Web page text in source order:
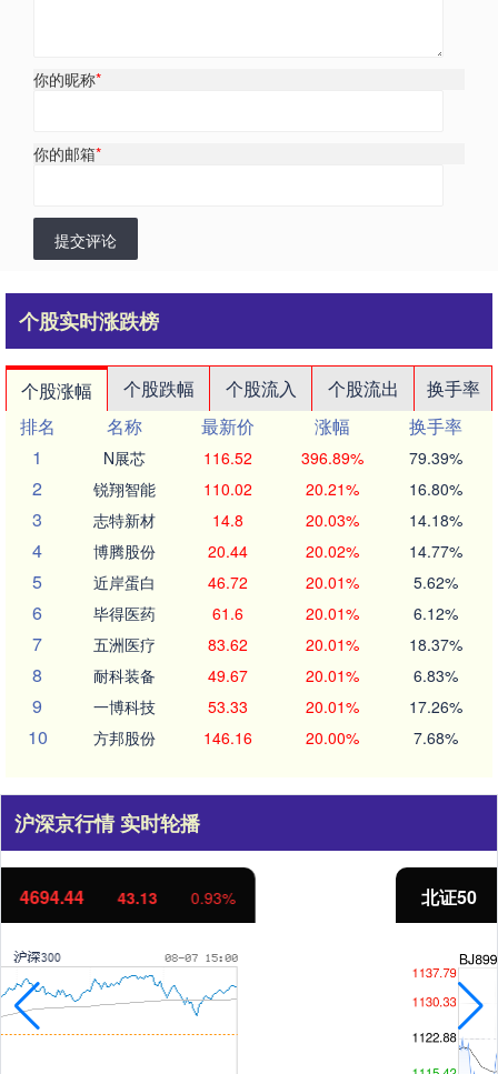
你的昵称*
你的邮箱*
提交评论
个股实时涨跌榜
个股涨幅 个股跌幅 个股流入 个股流出
换手率
排名
名称 最新价 涨幅
换手率
1
N展芯 116.52 396.89% 79.39%
2 锐翔智能 110.02 20.21% 16.80%
3 志特新材 14.8 20.03% 14.18%
4 博腾股份 20.44 20.02% 14.77%
5 近岸蛋白 46.72 20.01% 5.62%
6 毕得医药 61.6 20.01% 6.12%
7 五洲医疗 83.62 20.01% 18.37%
8 耐科装备 49.67 20.01% 6.83%
9 一博科技 53.33 20.01% 17.26%
10 方邦股份 146.16 20.00% 7.68%
沪深京行情 实时轮播
北证50 1134.24